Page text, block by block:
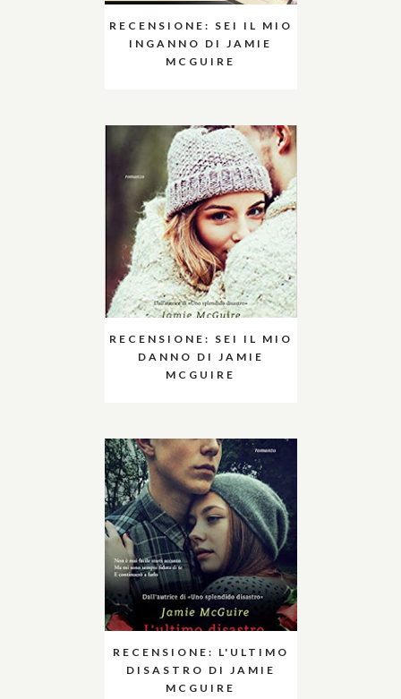
RECENSIONE: SEI IL MIO
INGANNO DI JAMIE
MCGUIRE
RECENSIONE: SEI IL MIO
DANNO DI JAMIE
MCGUIRE
RECENSIONE: L'ULTIMO
DISASTRO DI JAMIE
MCGUIRE